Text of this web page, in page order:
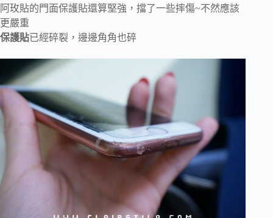
阿玫貼的門面保護貼還算堅強，擋了一些摔傷~不然應該
更嚴重
保護貼已經碎裂，邊邊角角也碎